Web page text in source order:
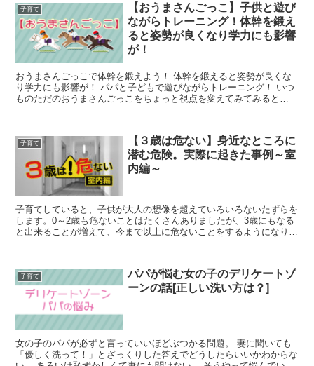
子育て
【おうまさんごっこ】子供と遊び
ながらトレーニング！体幹を鍛え
ると姿勢が良くなり学力にも影響
が！
おうまさんごっこで体幹を鍛えよう！ 体幹を鍛えると姿勢が良くな
り学力にも影響が！ パパと子どもで遊びながらトレーニング！ いつ
ものただのおうまさんごっこをちょっと視点を変えてみてみると
子育て
【３歳は危ない】身近なところに
潜む危険。実際に起きた事例～室
内編～
子育てしていると、子供が大人の想像を超えていろいろないたずらを
します。0～2歳も危ないことはたくさんありましたが、3歳にもなる
と出来ることが増えて、今まで以上に危ないことをするようになりま
子育て
パパが悩む女の子のデリケートゾ
ーンの話[正しい洗い方は？]
女の子のパパが必ずと言っていいほどぶつかる問題。 妻に聞いても
「優しく洗って！」とざっくりした答えでどうしたらいいかわからな